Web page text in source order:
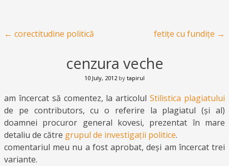
Post navigation
← corectitudine politică fetițe cu fundițe →
cenzura veche
10 July, 2012by tapirul
am încercat să comentez, la articolulStilistica plagiatului
de pe contributors, cu o referire la plagiatul (și al)
doamnei procuror general kovesi, prezentat în mare
detaliu de către grupul de investigații politice.
comentariul meu nu a fost aprobat, deși am încercat trei
variante.